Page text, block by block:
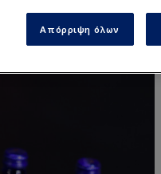
Απόρριψη όλων